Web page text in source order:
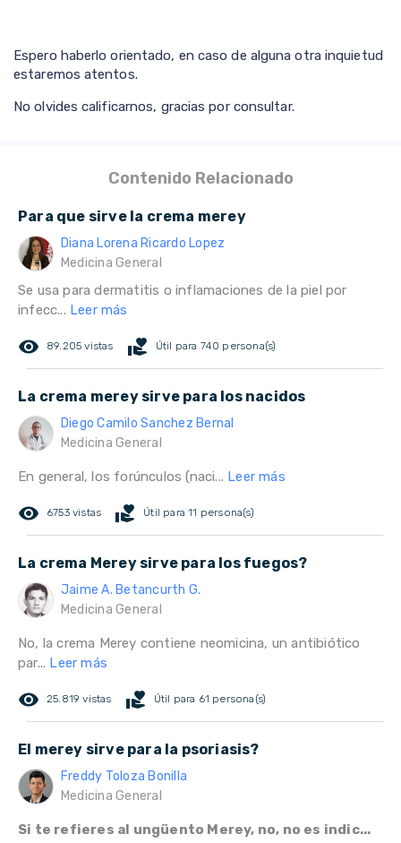
Espero haberlo orientado, en caso de alguna otra inquietud
estaremos atentos.
No olvides calificarnos, gracias por consultar.
Contenido Relacionado
Para que sirve la crema merey
Diana Lorena Ricardo Lopez
Medicina General
Se usa para dermatitis o inflamaciones de la piel por
infecc... Leer más
remove_red_eye 89.205 vistas volunteer_activism Útil para 740 persona(s)
La crema merey sirve para los nacidos
Diego Camilo Sanchez Bernal
Medicina General
En general, los forúnculos (naci... Leer más
remove_red_eye 6753 vistas volunteer_activism Útil para 11 persona(s)
La crema Merey sirve para los fuegos?
Jaime A. Betancurth G.
Medicina General
No, la crema Merey contiene neomicina, un antibiótico
par... Leer más
remove_red_eye 25.819 vistas volunteer_activism Útil para 61 persona(s)
El merey sirve para la psoriasis?
Freddy Toloza Bonilla
Medicina General
Si te refieres al ungüento Merey, no, no es indic...